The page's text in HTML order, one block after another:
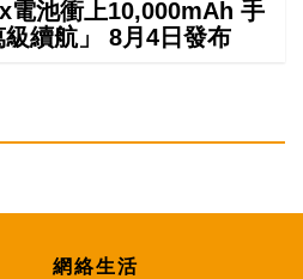
電池衝上10,000mAh 手
續航」 8月4日發布
網絡生活